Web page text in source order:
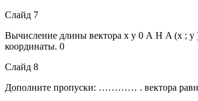
Слайд 7
Вычисление длины вектора х у 0 А Н A (x ; y
координаты. 0
Слайд 8
Дополните пропуски: ………… .